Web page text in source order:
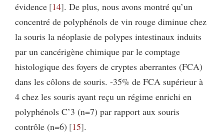
évidence 14 . De plus, nous avons montré qu’un
concentré de polyphénols de vin rouge diminue chez
la souris la néoplasie de polypes intestinaux induits
par un cancérigène chimique par le comptage
histologique des foyers de cryptes aberrantes (FCA)
dans les côlons de souris. -35% de FCA supérieur à
4 chez les souris ayant reçu un régime enrichi en
polyphénols C’3 (n=7) par rapport aux souris
contrôle (n=6) 15 .